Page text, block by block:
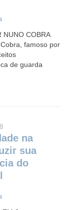
NUNO COBRA
famoso por
de guarda
na
sua
do